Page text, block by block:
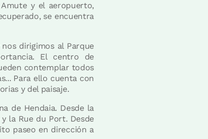
y el aeropuerto,
se encuentra
dirigimos al Parque
El centro de
contemplar todos
Para ello cuenta con
y del paisaje.
de Hendaia. Desde la
la Rue du Port. Desde
paseo en dirección a